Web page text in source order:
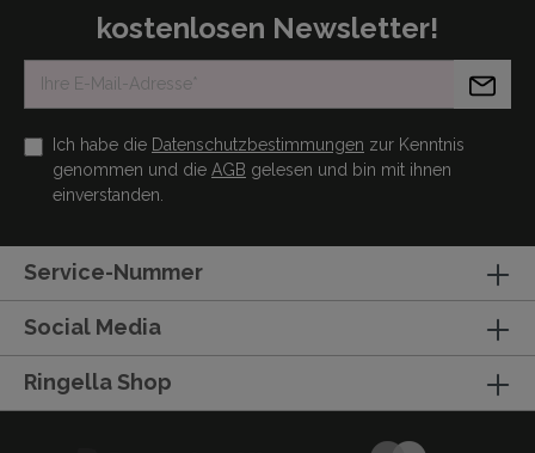
kostenlosen Newsletter!
Ich habe die Datenschutzbestimmungen zur Kenntnis
genommen und die AGB gelesen und bin mit ihnen
einverstanden.
Service-Nummer
Social Media
Ringella Shop